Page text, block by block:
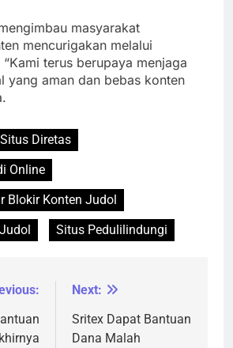
masyarakat
mencurigakan melalui
terus berupaya menjaga
yang aman dan bebas konten
Diretas
Online
Blokir Konten Judol
Situs Pedulilindungi
Next:
Sritex Dapat Bantuan
Dana Malah